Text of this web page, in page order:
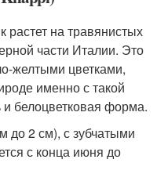
растет на травянистых
части Италии. Это
желтыми цветками,
именно с такой
и белоцветковая форма.
до 2 см), с зубчатыми
с конца июня до